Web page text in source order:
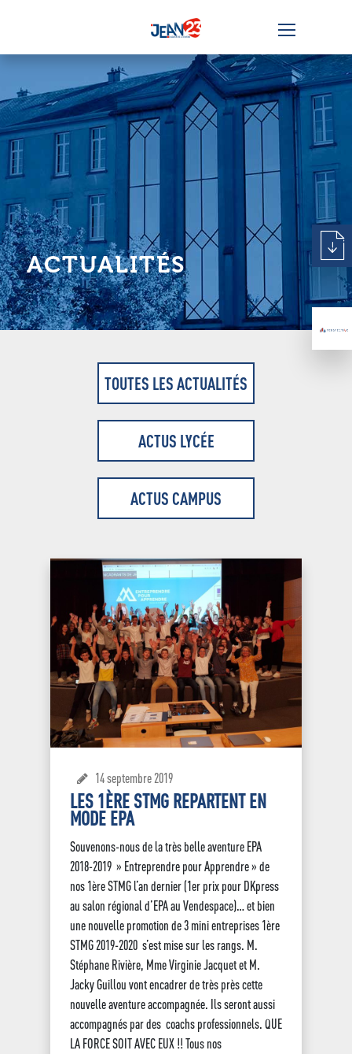
ACTUALITÉS
TOUTES LES ACTUALITÉS
ACTUS LYCÉE
ACTUS CAMPUS
14 septembre 2019
LES 1ÈRE STMG REPARTENT EN
MODE EPA
Souvenons-nous de la très belle aventure EPA
2018-2019 » Entreprendre pour Apprendre » de
nos 1ère STMG l’an dernier (1er prix pour DKpress
au salon régional d’EPA au Vendespace)… et bien
une nouvelle promotion de 3 mini entreprises 1ère
STMG 2019-2020 s’est mise sur les rangs. M.
Stéphane Rivière, Mme Virginie Jacquet et M.
Jacky Guillou vont encadrer de très près cette
nouvelle aventure accompagnée. Ils seront aussi
accompagnés par des coachs professionnels. QUE
LA FORCE SOIT AVEC EUX !! Tous nos